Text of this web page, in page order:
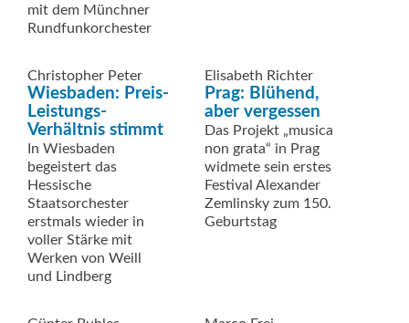
mit dem Münchner
Rundfunkorchester
Christopher Peter
Wiesbaden: Preis-
Leistungs-
Verhältnis stimmt
In Wiesbaden
begeistert das
Hessische
Staatsorchester
erstmals ­wieder in
voller Stärke mit
Werken von Weill
und Lindberg
Elisabeth Richter
Prag: Blühend,
aber vergessen
Das Projekt „musica
non grata“ in Prag
widmete sein erstes
Festival Alexander
Zemlinsky zum 150.
Geburtstag